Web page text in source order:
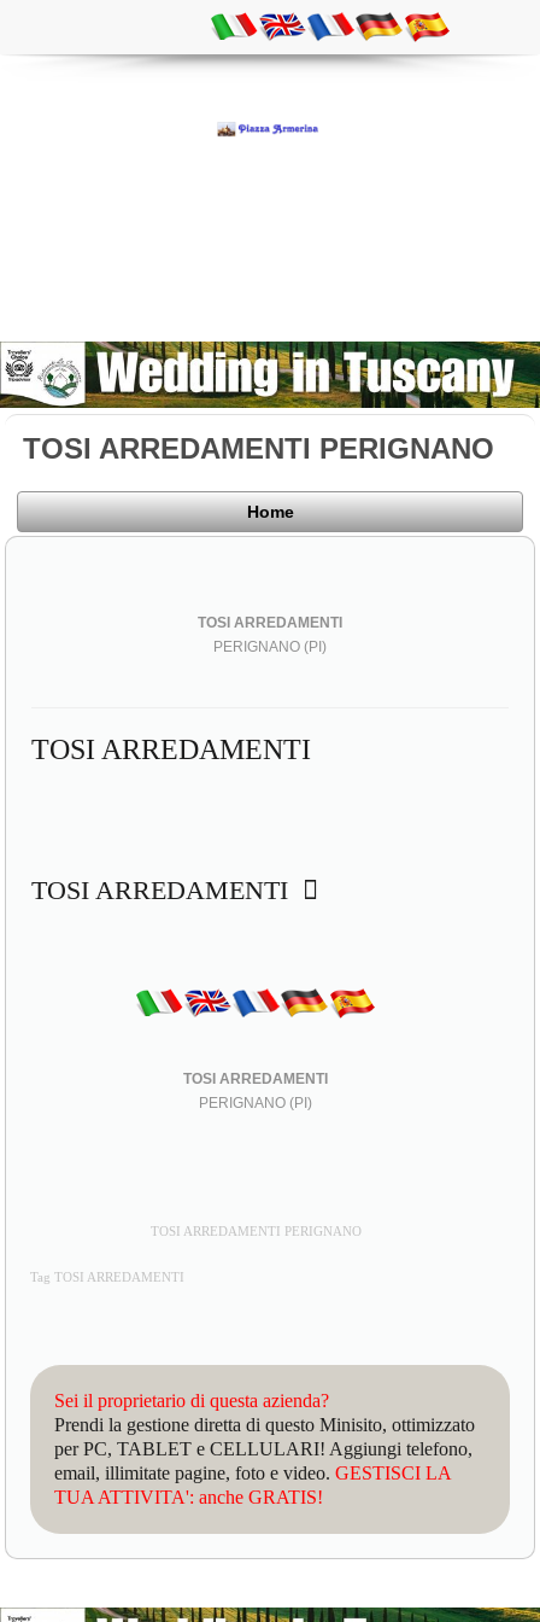
TOSI ARREDAMENTI PERIGNANO
Home
TOSI ARREDAMENTI
PERIGNANO (PI)
TOSI ARREDAMENTI
TOSI ARREDAMENTI
TOSI ARREDAMENTI
PERIGNANO (PI)
TOSI ARREDAMENTI PERIGNANO
Tag TOSI ARREDAMENTI
Sei il proprietario di questa azienda?
Prendi la gestione diretta di questo Minisito, ottimizzato
per PC, TABLET e CELLULARI! Aggiungi telefono,
email, illimitate pagine, foto e video.GESTISCI LA
TUA ATTIVITA': anche GRATIS!